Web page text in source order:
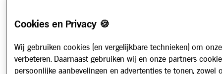
Cookies en Privacy 🍪
Wij gebruiken cookies (en vergelijkbare technieken) om
verbeteren. Daarnaast gebruiken wij en onze partners
persoonlijke aanbevelingen en advertenties te tonen, zowel